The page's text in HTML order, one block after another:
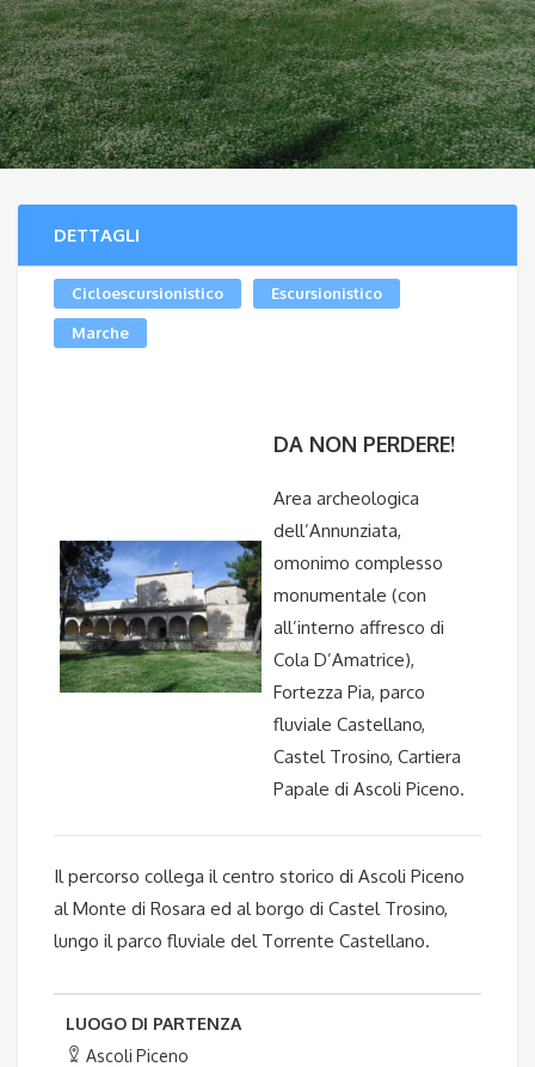
DETTAGLI
Cicloescursionistico Escursionistico
Marche
DA NON PERDERE!
Area archeologica
dell’Annunziata,
omonimo complesso
monumentale (con
all’interno affresco di
Cola D’Amatrice),
Fortezza Pia, parco
fluviale Castellano,
Castel Trosino, Cartiera
Papale di Ascoli Piceno.
Il percorso collega il centro storico di Ascoli Piceno
al Monte di Rosara ed al borgo di Castel Trosino,
lungo il parco fluviale del Torrente Castellano.
LUOGO DI PARTENZA
Ascoli Piceno